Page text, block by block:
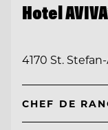
Hotel
4170 St.